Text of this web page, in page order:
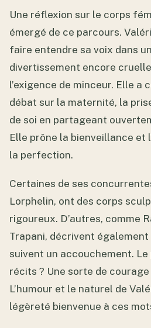
Une réflexion sur le corps
émergé de ce parcours.
faire entendre sa voix dans
divertissement encore
l’exigence de minceur. Elle a
débat sur la maternité, la
de soi en partageant
Elle prône la bienveillance et
la perfection.
Certaines de ses
Lorphelin, ont des corps
rigoureux. D’autres, comme
Trapani, décrivent
suivent un accouchement.
récits ? Une sorte de
L’humour et le naturel de
légèreté bienvenue à ces